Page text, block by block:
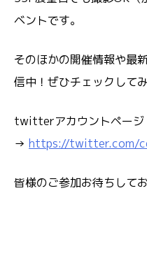
ベントです。
そのほかの開催情報や
信中！ぜひチェックして
twitterアカウントページ
→ https://twitter.com/
皆様のご参加お待ちして